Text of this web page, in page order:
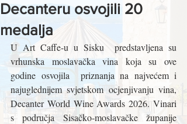
Decanteru osvojili 20
medalja
U Art Caffe-u u Sisku  predstavljena su
vrhunska moslavačka vina koja su ove
godine osvojila  priznanja na najvećem i
najuglednijem svjetskom ocjenjivanju vina,
Decanter World Wine Awards 2026. Vinari
s područja Sisačko-moslavačke županije